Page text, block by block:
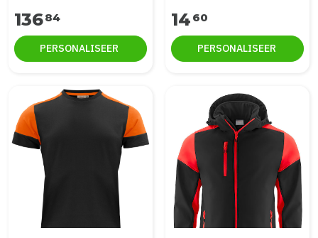
13684
PERSONALISEER
14 60
PERSONALISEER